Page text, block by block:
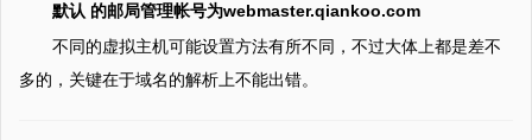
默认 的邮局管理帐号为webmaster.qiankoo.com
不同的虚拟主机可能设置方法有所不同，不过大体上都是差不
多的，关键在于域名的解析上不能出错。